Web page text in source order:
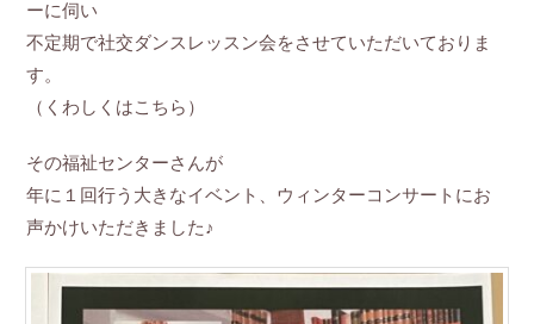
ーに伺い
不定期で社交ダンスレッスン会をさせていただいておりま
す。
（ くわしくはこちら ）
その福祉センターさんが
年に１回行う大きなイベント、ウィンターコンサートにお
声かけいただきました♪